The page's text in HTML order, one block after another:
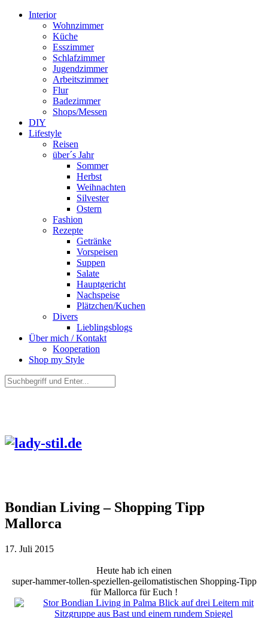
Interior
Wohnzimmer
Küche
Esszimmer
Schlafzimmer
Jugendzimmer
Arbeitszimmer
Flur
Badezimmer
Shops/Messen
DIY
Lifestyle
Reisen
über´s Jahr
Sommer
Herbst
Weihnachten
Silvester
Ostern
Fashion
Rezepte
Getränke
Vorspeisen
Suppen
Salate
Hauptgericht
Nachspeise
Plätzchen/Kuchen
Divers
Lieblingsblogs
Über mich / Kontakt
Kooperation
Shop my Style
Bondian Living – Shopping Tipp
Mallorca
17. Juli 2015
Heute hab ich einen
super-hammer-tollen-speziellen-geilomatistischen Shopping-Tipp
für Mallorca für Euch !